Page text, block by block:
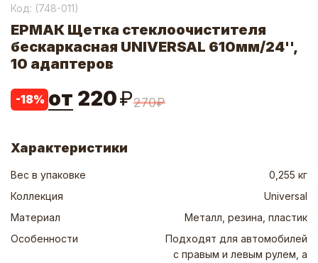
Код: (748-011)
ЕРМАК Щетка стеклоочистителя
бескаркасная UNIVERSAL 610мм/24'',
10 адаптеров
-18% от 220₽270₽
Характеристики
Вес в упаковке
0,255 кг
Коллекция
Universal
Материал
Металл, резина, пластик
Особенности
Подходят для автомобилей
с правым и левым рулем, а